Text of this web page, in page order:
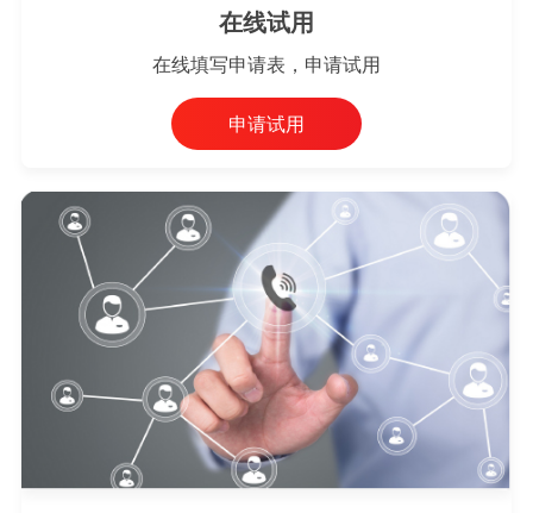
在线试用
在线填写申请表，申请试用
申请试用